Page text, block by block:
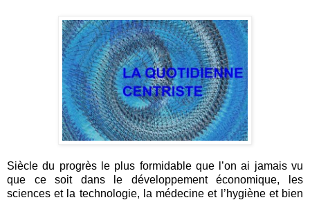
Siècle du progrès le plus formidable que l’on ai jamais vu
que ce soit dans le développement économique, les
sciences et la technologie, la médecine et l’hygiène et bien